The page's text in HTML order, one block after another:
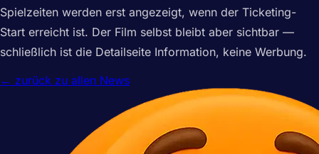
Spielzeiten werden erst angezeigt, wenn der Ticketing-
Start erreicht ist. Der Film selbst bleibt aber sichtbar —
schließlich ist die Detailseite Information, keine Werbung.
← zurück zu allen News